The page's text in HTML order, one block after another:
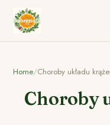
Home/Choroby układu
Choroby